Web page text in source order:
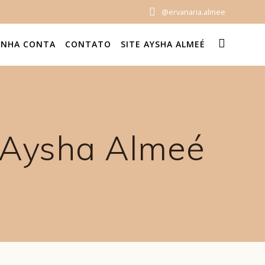
@ervanaria.almee
CONTA CONTATO SITE AYSHA ALMEÉ
Almeé